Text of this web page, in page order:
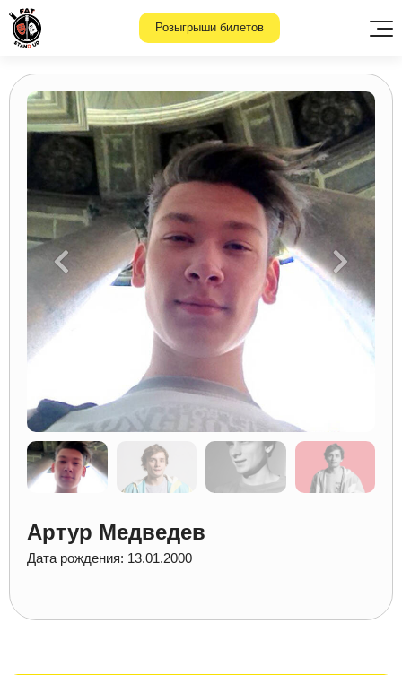
Розыгрыши билетов
Артур Медведев
Дата рождения: 13.01.2000